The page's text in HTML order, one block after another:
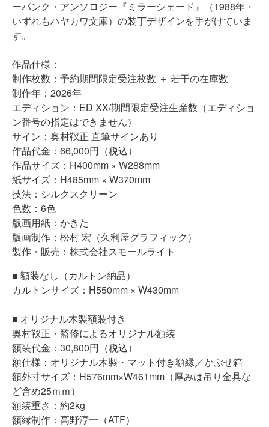
ーパンク・アンソロジー『ミラーシェード』（1988年・
いずれもハヤカワ文庫）の装丁デザインを手がけていま
す。
作品仕様：
制作枚数：予約期間限定受注枚数 ＋ 若干の在庫数
制作年：2026年
エディション：ED XX/期間限定受注生産数（エディショ
ン番号の指定はできません）
サイン：奥村靫正 直筆サインあり
作品代金：66,000円（税込）
作品サイズ： H400mm × W288mm
紙サイズ：H485mm × W370mm
技法：シルクスクリーン
色数：6色
版画用紙：かきた
版画制作：松村 宏（久利屋グラフィック）
製作・販売：株式会社スモールライト
■ 額装なし（カルトン納品）
カルトンサイズ：H550mm × W430mm
■ オリジナル木製額装付き
奥村靫正・監修によるオリジナル額装
額装代金：30,800円（税込）
額仕様：オリジナル木製・マット付き額縁／かぶせ箱
額外寸サイズ：H576mm×W461mm（厚みは吊り金具な
ど含め25ｍｍ）
額装重さ：約2kg
額縁制作：高野淳一（ATF）